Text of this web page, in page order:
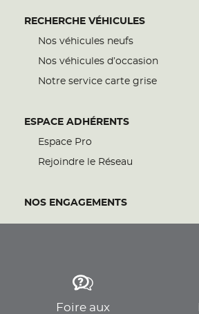
RECHERCHE VÉHICULES
Nos véhicules neufs
Nos véhicules d’occasion
Notre service carte grise
ESPACE ADHÉRENTS
Espace Pro
Rejoindre le Réseau
NOS ENGAGEMENTS
Foire aux